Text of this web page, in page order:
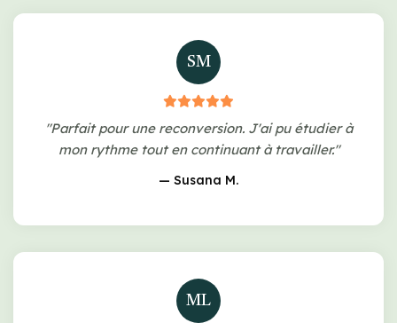
SM
"Parfait pour une reconversion. J'ai pu étudier à
mon rythme tout en continuant à travailler."
— Susana M.
ML